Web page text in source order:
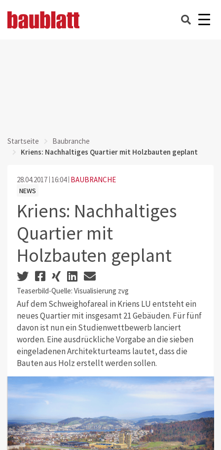
Startseite
Baubranche
Kriens: Nachhaltiges Quartier mit Holzbauten geplant
28.04.2017 16:04 BAUBRANCHE
NEWS
Kriens: Nachhaltiges
Quartier mit
Holzbauten geplant
Teaserbild-Quelle: Visualisierung zvg
Auf dem Schweighofareal in Kriens LU entsteht ein
neues Quartier mit insgesamt 21 Gebäuden. Für fünf
davon ist nun ein Studienwettbewerb lanciert
worden. Eine ausdrückliche Vorgabe an die sieben
eingeladenen Architekturteams lautet, dass die
Bauten aus Holz erstellt werden sollen.